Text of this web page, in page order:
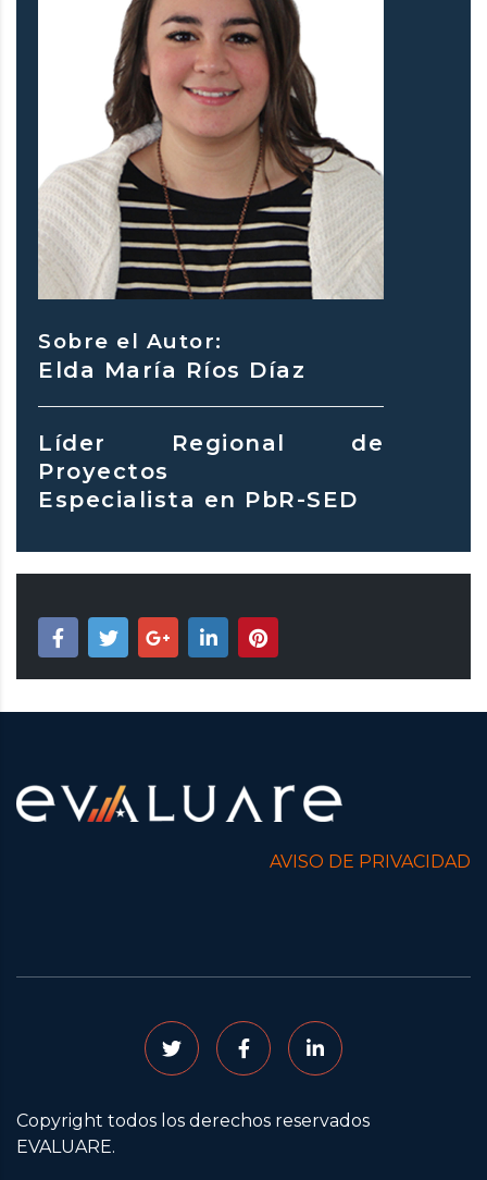
Sobre el Autor:
Elda María Ríos Díaz
Líder Regional de
Proyectos
Especialista en PbR-SED
AVISO DE PRIVACIDAD
Copyright todos los derechos reservados
EVALUARE.